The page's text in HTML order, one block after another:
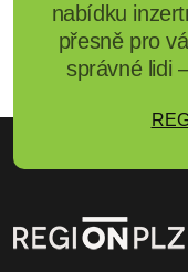
nabídku
přesně pro
správné lidi